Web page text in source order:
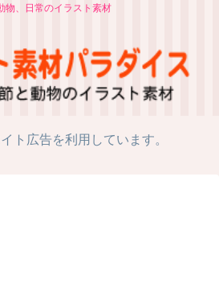
物、日常のイラスト素材
ト広告を利用しています。